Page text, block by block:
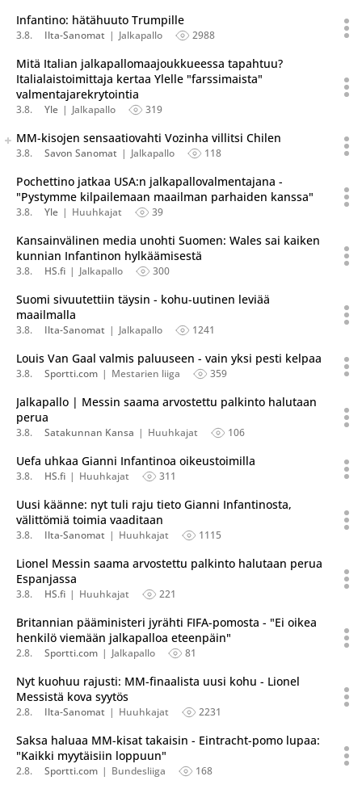
Infantino: hätähuuto Trumpille
3.8. Ilta-Sanomat Jalkapallo 2988
Mitä Italian jalkapallomaajoukkueessa tapahtuu?
Italialaistoimittaja kertaa Ylelle "farssimaista"
valmentajarekrytointia
3.8. Yle Jalkapallo 319
Seuraava uutinen on julkaistu useassa eri lähteessä.
Listaa uutisen kaikki versiot
MM-kisojen sensaatiovahti Vozinha villitsi Chilen
3.8. Savon Sanomat Jalkapallo 118
Pochettino jatkaa USA:n jalkapallovalmentajana -
"Pystymme kilpailemaan maailman parhaiden kanssa"
3.8. Yle Huuhkajat 39
Kansainvälinen media unohti Suomen: Wales sai kaiken
kunnian Infantinon hylkäämisestä
3.8. HS.fi Jalkapallo 300
Suomi sivuutettiin täysin - kohu-uutinen leviää
maailmalla
3.8. Ilta-Sanomat Jalkapallo 1241
Louis Van Gaal valmis paluuseen - vain yksi pesti kelpaa
3.8. Sportti.com Mestarien liiga 359
Jalkapallo | Messin saama arvostettu palkinto halutaan
perua
3.8. Satakunnan Kansa Huuhkajat 106
Uefa uhkaa Gianni Infantinoa oikeustoimilla
3.8. HS.fi Huuhkajat 311
Uusi käänne: nyt tuli raju tieto Gianni Infantinosta,
välittömiä toimia vaaditaan
3.8. Ilta-Sanomat Huuhkajat 1115
Lionel Messin saama arvostettu palkinto halutaan perua
Espanjassa
3.8. HS.fi Huuhkajat 221
Britannian pääministeri jyrähti FIFA-pomosta - "Ei oikea
henkilö viemään jalkapalloa eteenpäin"
2.8. Sportti.com Jalkapallo 81
Nyt kuohuu rajusti: MM-finaalista uusi kohu - Lionel
Messistä kova syytös
2.8. Ilta-Sanomat Huuhkajat 2231
Saksa haluaa MM-kisat takaisin - Eintracht-pomo lupaa:
"Kaikki myytäisiin loppuun"
2.8. Sportti.com Bundesliiga 168